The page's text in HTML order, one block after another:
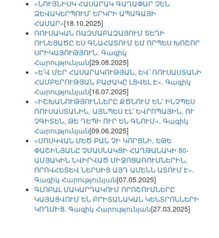
«ՆՈՒՅՆԻՍԿ ՀԱՍԱՐԱԿ ԳԱՂԱՓԱՐ ՉԵՆ
ՁԵՎԱԿԵՐՊՈՒՄ՝ ԵՐԿՐԻ ԱՊԱԳԱՅԻ
ՀԱՄԱՐ»[18.10.2025]
ՌՈՒՍԱԿԱՆ ՌԱԶՄԱԲԱԶԱՅՈՒՄ ՏԵՂԻ
ՈՒՆԵՑԱԾԸ ԵՍ ԳՆԱՀԱՏՈՒՄ ԵՄ ՈՐՊԵՍ ԽՈՇՈՐ
ՍՐԻԿԱՅՈՒԹՅՈՒՆ. Գագիկ
Հարությունյան[29.08.2025]
«Ե՛Վ ՄԵՐ ՀԱՍԱՐԱԿՈՒԹՅԱՆ, ԵՎ՛ ՌՈՒՍԱՍՏԱՆԻ
ՀԱՄԲԵՐՈՒԹՅԱՆ ԲԱԺԱԿԸ ԼՑՎԵԼ Է». Գագիկ
Հարությունյան[16.07.2025]
«ԻՇԽԱՆՈՒԹՅՈՒՆՆԵՐԸ ՔԾՆՈՒՄ ԵՆ՝ ԻՆՉՊԵՍ
ՌՈՒՍԱՍՏԱՆԻՆ, ԱՅՆՊԵՍ ԷԼ՝ ԵՎՐՈՊԱՅԻՆ, ՈՒ
ՉԳԻՏԵՆ, ԹԵ ԴԵՊԻ ՈՒՐ ԵՆ ԳՆՈՒՄ». Գագիկ
Հարությունյան[09.06.2025]
«ՄՈՍԿՎԱՆ ՄԵԾ ԲԱՆ ՉԻ ԿՈՐՑՆԻ, ԵԹԵ
ՓԱՇԻՆՅԱՆԸ ՉՄԱՍՆԱԿՑԻ ՀԱՂԹԱՆԱԿԻ 80-
ԱՄՅԱԿԻՆ ՆՎԻՐՎԱԾ ՄԻՋՈՑԱՌՈՒՄՆԵՐԻՆ,
ՈՐՈՎՀԵՏԵՎ ՆԵՐՍԻՑ ԱՅԴ ԱՄԵՆՆ ԱՏՈՒՄ Է».
Գագիկ Հարությունյան[07.05.2025]
ԳԼՈԲԱԼ ՄԱԿԱՐԴԱԿՈՒՄ ՈՐՈՇՈՒՄՆԵՐԸ
ԿԱՅԱՑՎՈՒՄ ԵՆ ԲՐԻՏԱՆԱԿԱՆ ԿԵՆՏՐՈՆՆԵՐԻ
ԿՈՂՄԻՑ. Գագիկ Հարությունյան[27.03.2025]